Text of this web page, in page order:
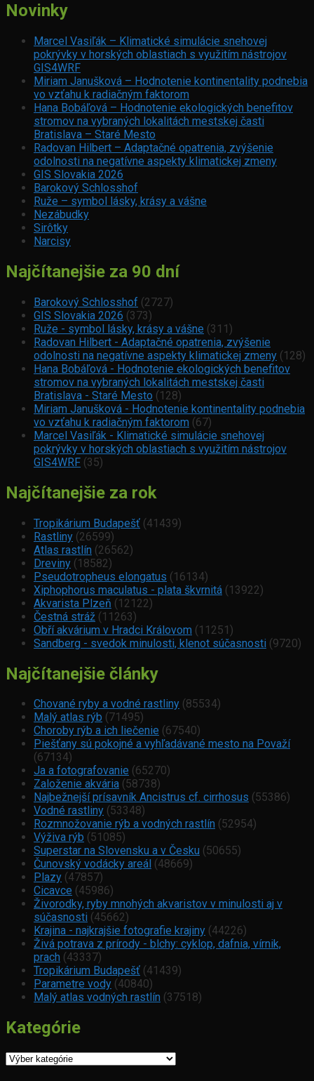
Novinky
Marcel Vasiľák – Klimatické simulácie snehovej
pokrývky v horských oblastiach s využitím nástrojov
GIS4WRF
Miriam Janušková – Hodnotenie kontinentality podnebia
vo vzťahu k radiačným faktorom
Hana Bobáľová – Hodnotenie ekologických benefitov
stromov na vybraných lokalitách mestskej časti
Bratislava – Staré Mesto
Radovan Hilbert – Adaptačné opatrenia, zvýšenie
odolnosti na negatívne aspekty klimatickej zmeny
GIS Slovakia 2026
Barokový Schlosshof
Ruže – symbol lásky, krásy a vášne
Nezábudky
Sirôtky
Narcisy
Najčítanejšie za 90 dní
Barokový Schlosshof (2727)
GIS Slovakia 2026 (373)
Ruže - symbol lásky, krásy a vášne (311)
Radovan Hilbert - Adaptačné opatrenia, zvýšenie
odolnosti na negatívne aspekty klimatickej zmeny (128)
Hana Bobáľová - Hodnotenie ekologických benefitov
stromov na vybraných lokalitách mestskej časti
Bratislava - Staré Mesto (128)
Miriam Janušková - Hodnotenie kontinentality podnebia
vo vzťahu k radiačným faktorom (67)
Marcel Vasiľák - Klimatické simulácie snehovej
pokrývky v horských oblastiach s využitím nástrojov
GIS4WRF (35)
Najčítanejšie za rok
Tropikárium Budapešť (41439)
Rastliny (26599)
Atlas rastlín (26562)
Dreviny (18582)
Pseudotropheus elongatus (16134)
Xiphophorus maculatus - plata škvrnitá (13922)
Akvarista Plzeň (12122)
Čestná stráž (11263)
Obří akvárium v Hradci Královom (11251)
Sandberg - svedok minulosti, klenot súčasnosti (9720)
Najčítanejšie články
Chované ryby a vodné rastliny (85534)
Malý atlas rýb (71495)
Choroby rýb a ich liečenie (67540)
Piešťany sú pokojné a vyhľadávané mesto na Považí
(67134)
Ja a fotografovanie (65270)
Založenie akvária (58738)
Najbežnejší prísavník Ancistrus cf. cirrhosus (55386)
Vodné rastliny (53348)
Rozmnožovanie rýb a vodných rastlín (52954)
Výživa rýb (51085)
Superstar na Slovensku a v Česku (50655)
Čunovský vodácky areál (48669)
Plazy (47857)
Cicavce (45986)
Živorodky, ryby mnohých akvaristov v minulosti aj v
súčasnosti (45662)
Krajina - najkrajšie fotografie krajiny (44226)
Živá potrava z prírody - blchy: cyklop, dafnia, vírnik,
prach (43337)
Tropikárium Budapešť (41439)
Parametre vody (40840)
Malý atlas vodných rastlín (37518)
Kategórie
Kategórie